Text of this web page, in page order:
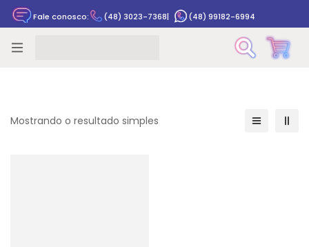
Fale conosco: (48) 3023-7368| (48) 99182-6994
Mostrando o resultado simples